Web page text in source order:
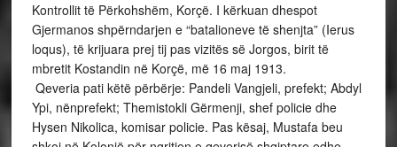
Kontrollit të Përkohshëm, Korçë. I kërkuan dhespot
Gjermanos shpërndarjen e “batalioneve të shenjta” (Ierus
loqus), të krijuara prej tij pas vizitës së Jorgos, birit të
mbretit Kostandin në Korçë, më 16 maj 1913.
Qeveria pati këtë përbërje: Pandeli Vangjeli, prefekt; Abdyl
Ypi, nënprefekt; Themistokli Gërmenji, shef policie dhe
Hysen Nikolica, komisar policie. Pas kësaj, Mustafa beu